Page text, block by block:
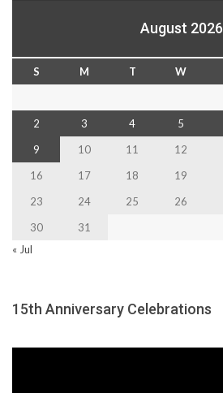
August 2026
S M T W
2
3 4 5
9
10 11 12
16
17 18 19
23
24 25 26
30
31
« Jul
15th Anniversary Celebrations